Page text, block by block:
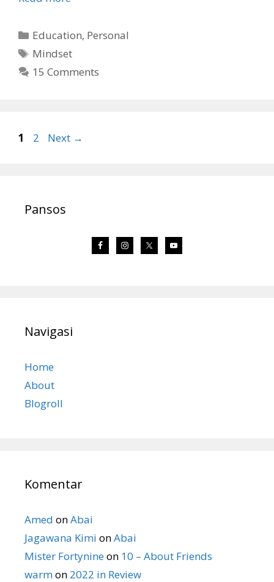
Categories
Education, Personal
Tags
Mindset
15 Comments
Page
1 Page
2 Next →
Pansos
Navigasi
Home
About
Blogroll
Komentar
Amed onAbai
Jagawana Kimi onAbai
Mister Fortynineon 10 – About Friends
warmon 2022 in Review